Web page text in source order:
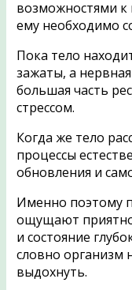
возможностями к
ему необходимо
Пока тело
зажаты, а
большая часть
стрессом.
Когда же тело
процессы
обновления и
Именно поэтому
ощущают
и состояние
словно организм
выдохнуть.